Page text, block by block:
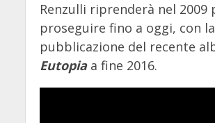
Renzulli riprenderà nel 2009
proseguire fino a oggi, con la
pubblicazione del recente
Eutopiaa fine 2016.